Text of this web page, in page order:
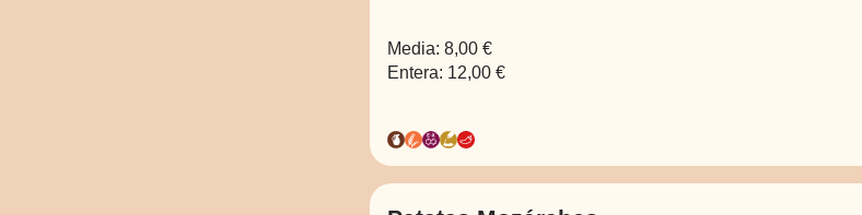
Media: 8,00 €
Entera: 12,00 €